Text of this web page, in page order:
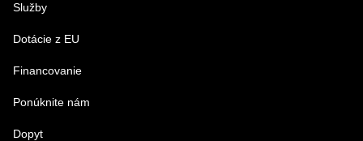
Služby
Dotácie z EU
Financovanie
Ponúknite nám
Dopyt